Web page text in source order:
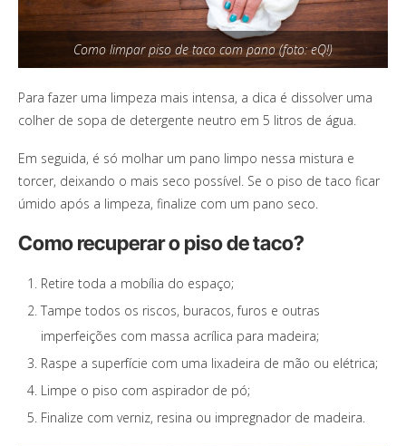
Como limpar piso de taco com pano (foto: eQ!)
Para fazer uma limpeza mais intensa, a dica é dissolver uma
colher de sopa de detergente neutro em 5 litros de água.
Em seguida, é só molhar um pano limpo nessa mistura e
torcer, deixando o mais seco possível. Se o piso de taco ficar
úmido após a limpeza, finalize com um pano seco.
Como recuperar o piso de taco?
Retire toda a mobília do espaço;
Tampe todos os riscos, buracos, furos e outras
imperfeições com massa acrílica para madeira;
Raspe a superfície com uma lixadeira de mão ou elétrica;
Limpe o piso com aspirador de pó;
Finalize com verniz, resina ou impregnador de madeira.